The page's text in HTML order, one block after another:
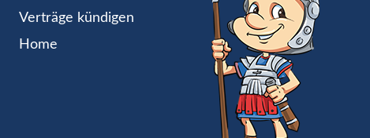
Verträge kündigen
Home